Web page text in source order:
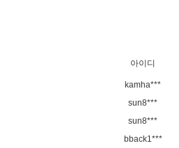
아이디
kamha***
sun8***
sun8***
bback1***